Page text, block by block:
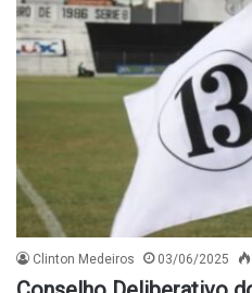
Clinton Medeiros 03/06/2025